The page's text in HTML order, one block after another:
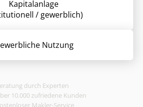
Kapitalanlage
/ gewerblich)
Nutzung
durch Experten
10.000 zufriedene Kunden
Makler-Service